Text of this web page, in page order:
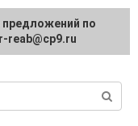
по
reab@cp9.ru